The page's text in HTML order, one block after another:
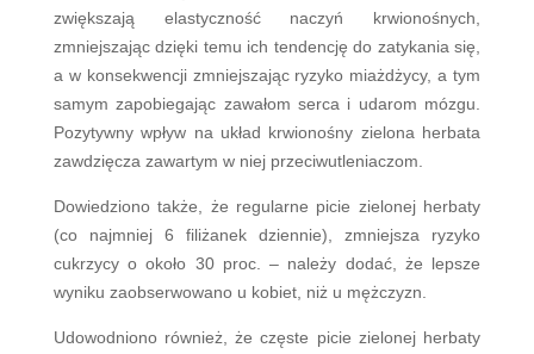
zwiększają elastyczność naczyń krwionośnych,
zmniejszając dzięki temu ich tendencję do zatykania się,
a w konsekwencji zmniejszając ryzyko miażdżycy, a tym
samym zapobiegając zawałom serca i udarom mózgu.
Pozytywny wpływ na układ krwionośny zielona herbata
zawdzięcza zawartym w niej przeciwutleniaczom.
Dowiedziono także, że regularne picie zielonej herbaty
(co najmniej 6 filiżanek dziennie), zmniejsza ryzyko
cukrzycy o około 30 proc. – należy dodać, że lepsze
wyniku zaobserwowano u kobiet, niż u mężczyzn.
Udowodniono również, że częste picie zielonej herbaty